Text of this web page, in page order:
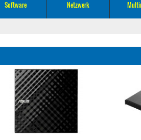
Software Netzwerk